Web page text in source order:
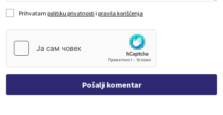
Prihvatam politiku privatnosti i pravila korišćenja
Pošalji komentar